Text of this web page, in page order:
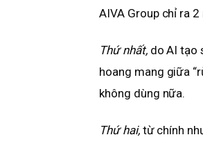
AIVA Group chỉ ra 2
Thứ nhất,do AI tạo
hoang mang giữa
không dùng nữa.
Thứ hai,từ chính